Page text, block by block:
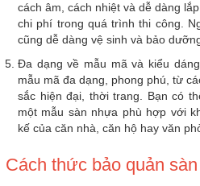
cách âm, cách nhiệt và dễ dàng
chi phí trong quá trình thi công.
cũng dễ dàng vệ sinh và bảo
Đa dạng về mẫu mã và kiểu
mẫu mã đa dạng, phong phú, từ
sắc hiện đại, thời trang. Bạn có
một mẫu sàn nhựa phù hợp với
kế của căn nhà, căn hộ hay văn
Cách thức bảo quản